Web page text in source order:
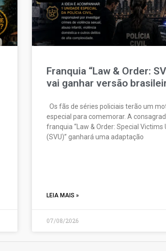
Franquia “Law & Order:
vai ganhar versão
Os fãs de séries policiais terão um
especial para comemorar. A
franquia “Law & Order: Special Victims
(SVU)” ganhará uma adaptação
LEIA MAIS »
07/08/2026